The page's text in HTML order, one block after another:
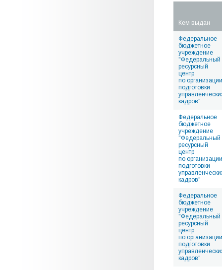
Кем выдан
Федеральное
бюджетное
учреждение
"Федеральный
ресурсный
центр
по организации
подготовки
кадров"
Федеральное
бюджетное
учреждение
"Федеральный
ресурсный
центр
по организации
подготовки
кадров"
Федеральное
бюджетное
учреждение
"Федеральный
ресурсный
центр
по организации
подготовки
кадров"